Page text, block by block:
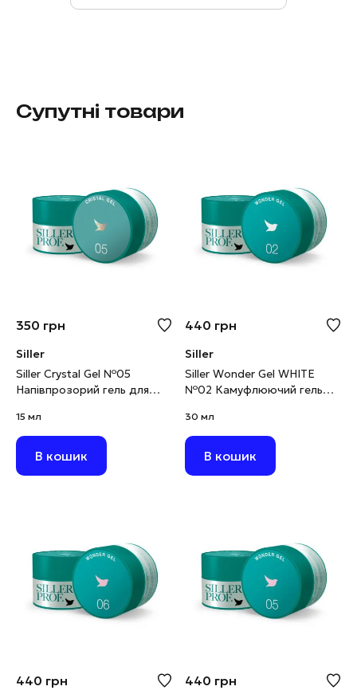
Супутні товари
350 грн
Siller
Siller Crystal Gel №05
Напівпрозорий гель для
блискітками, 15 мл
15 мл
В кошик
440 грн
Siller
Siller Wonder Gel WHITE
№02 Камуфлюючий гель
мг
30 мл
В кошик
440 грн 440 грн